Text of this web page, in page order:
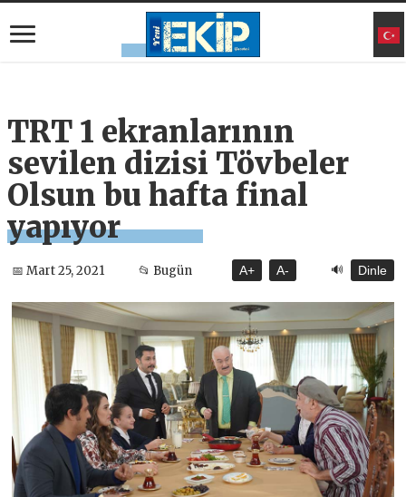
TRT 1 ekranlarının
sevilen dizisi Tövbeler
Olsun bu hafta final
yapıyor
📅 Mart 25, 2021 📂 Bugün A+ A- 🔊 Dinle